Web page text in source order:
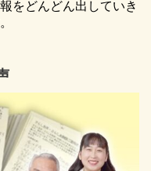
をどんどん出していき